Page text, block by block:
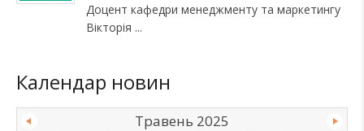
Доцент кафедри менеджменту та маркетингу
Вікторія
Календар новин
Травень 2025